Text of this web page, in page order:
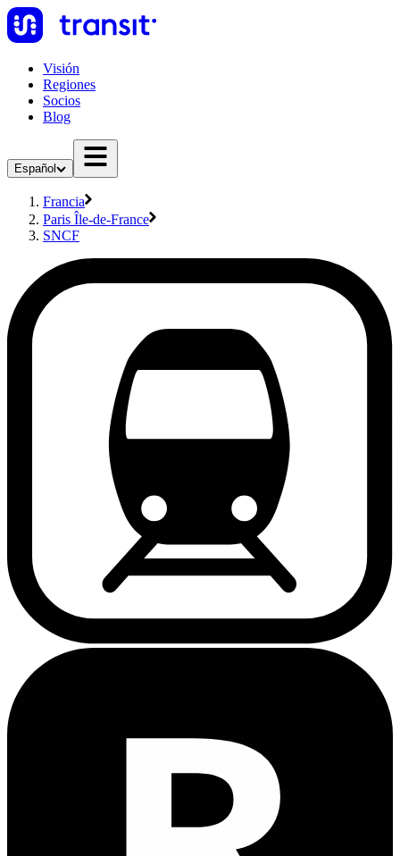
Visión
Regiones
Socios
Blog
Español
Francia
Paris Île-de-France
SNCF